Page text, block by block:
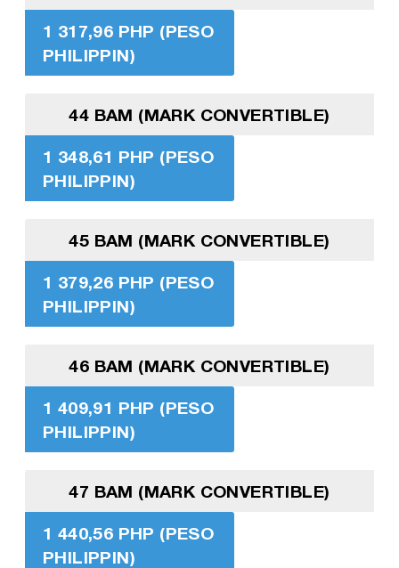
1 317,96 PHP (PESO
PHILIPPIN)
44 BAM (MARK CONVERTIBLE)
1 348,61 PHP (PESO
PHILIPPIN)
45 BAM (MARK CONVERTIBLE)
1 379,26 PHP (PESO
PHILIPPIN)
46 BAM (MARK CONVERTIBLE)
1 409,91 PHP (PESO
PHILIPPIN)
47 BAM (MARK CONVERTIBLE)
1 440,56 PHP (PESO
PHILIPPIN)